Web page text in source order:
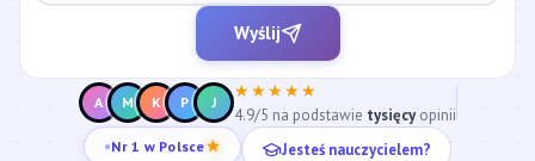
Wyślij
A M K P J
★★★★★
4.9/5 na podstawie tysięcyopinii
Nr 1 w Polsce Jesteś nauczycielem?